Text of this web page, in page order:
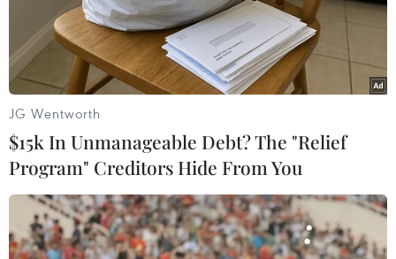
#Park Hang-seo
#Trận Việt Nam-Lào
#Trận Việt Nam-Malaysia
#Link xem trực tiếp
#Xem trực tiếp bóng đá
#tin tức
#tin tức mới nhất
#tin tức 24h
#tin tức mới nhất trong ngày
JG Wentworth
$15k In Unmanageable Debt? The "Relief
Program" Creditors Hide From You